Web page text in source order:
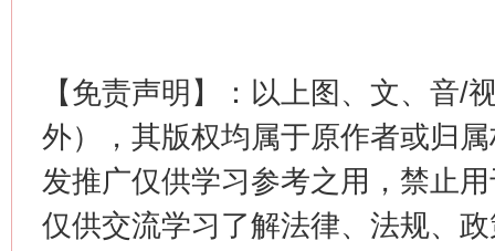
【免责声明】：以上图、文、音/
外），其版权均属于原作者或归
发推广仅供学习参考之用，禁止
仅供交流学习了解法律、法规、